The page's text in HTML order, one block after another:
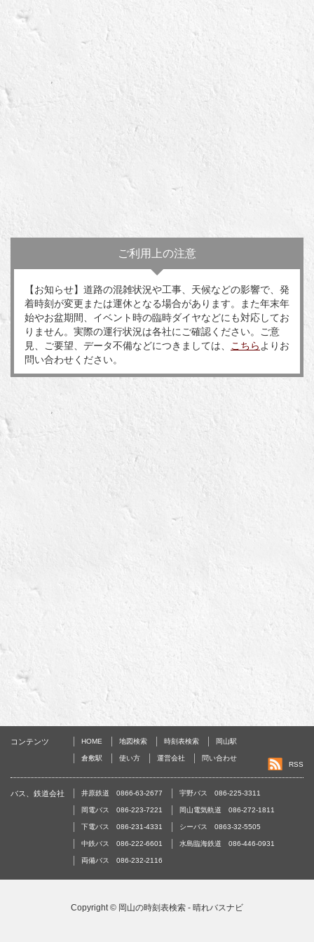
ご利用上の注意
【お知らせ】道路の混雑状況や工事、天候などの影響で、発
着時刻が変更または運休となる場合があります。また年末年
始やお盆期間、イベント時の臨時ダイヤなどにも対応してお
りません。実際の運行状況は各社にご確認ください。ご意
見、ご要望、データ不備などにつきましては、
こちら よりお
問い合わせください。
コンテンツ HOME 地図検索 時刻表検索 岡山駅
倉敷駅 使い方 運営会社
問い合わせ
RSS
バス、鉄道会社 井原鉄道 0866-63-2677 宇野バス 086-225-3311
岡電バス 086-223-7221 岡山電気軌道 086-272-1811
下電バス 086-231-4331 シーバス 0863-32-5505
中鉄バス 086-222-6601 水島臨海鉄道 086-446-0931
両備バス 086-232-2116
Copyright © 岡山の時刻表検索 - 晴れバスナビ